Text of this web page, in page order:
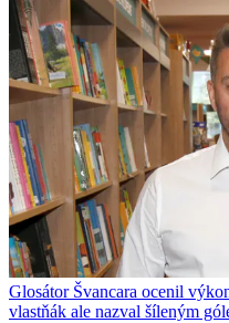
Glosátor Švancara ocenil
vlastňák ale nazval šíleným